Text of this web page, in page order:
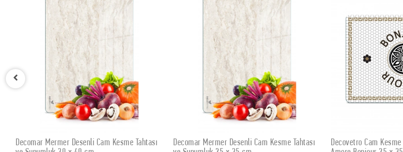
SEPETE EKLE
Decomar Mermer Desenli Cam Kesme Tahtası
SEPETE EKLE
Decomar Mermer Desenli Cam Kesme Tahtası
Decovetro Cam